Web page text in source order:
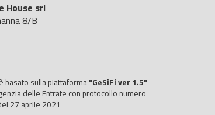
House srl
8/B
basato sulla piattaforma "GeSiFi ver 1.5"
delle Entrate con protocollo numero
27 aprile 2021